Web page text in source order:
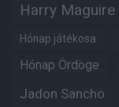
Harry Maguire
Hónap játékosa
Hónap Ördöge
Jadon Sancho